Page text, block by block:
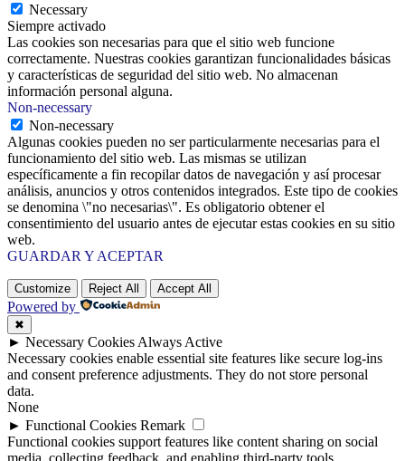
Necessary
Siempre activado
Las cookies son necesarias para que el sitio web funcione
correctamente. Nuestras cookies garantizan funcionalidades básicas
y características de seguridad del sitio web. No almacenan
información personal alguna.
Non-necessary
Non-necessary
Algunas cookies pueden no ser particularmente necesarias para el
funcionamiento del sitio web. Las mismas se utilizan
específicamente a fin recopilar datos de navegación y así procesar
análisis, anuncios y otros contenidos integrados. Este tipo de cookies
se denomina \"no necesarias\". Es obligatorio obtener el
consentimiento del usuario antes de ejecutar estas cookies en su sitio
web.
GUARDAR Y ACEPTAR
Customize Reject All Accept All
Powered by
✖
► Necessary Cookies Always Active
Necessary cookies enable essential site features like secure log-ins
and consent preference adjustments. They do not store personal
data.
None
► Functional Cookies Remark
Functional cookies support features like content sharing on social
media, collecting feedback, and enabling third-party tools.